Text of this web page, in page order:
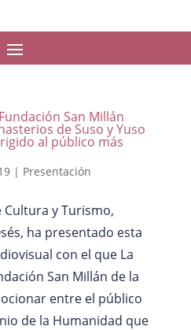
San Millán
de Suso y Yuso
al público más
| Presentación
y Turismo,
ha presentado esta
con el que La
San Millán de la
entre el público
de la Humanidad que